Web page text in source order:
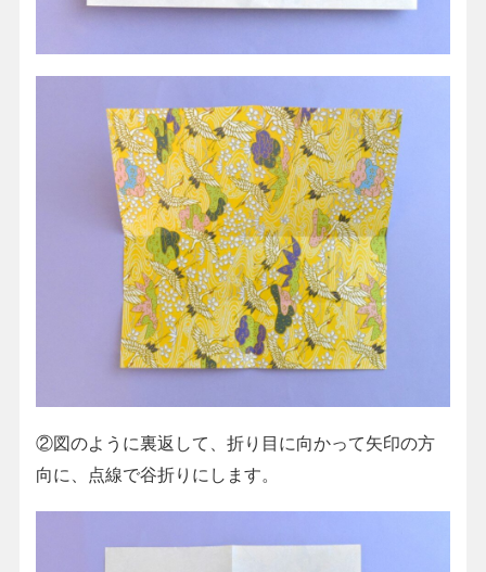
②図のように裏返して、折り目に向かって矢印の方
向に、点線で谷折りにします。